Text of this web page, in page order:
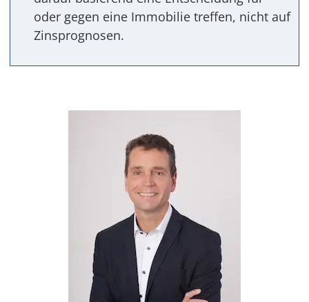
oder gegen eine Immobilie treffen, nicht auf
Zinsprognosen.